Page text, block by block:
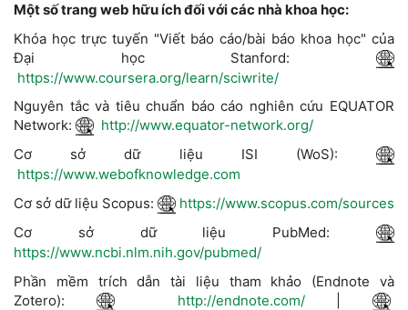
Một số trang web hữu ích đối với các nhà khoa học:
Khóa học trực tuyến "Viết báo cáo/bài báo khoa học" của
Đại học Stanford:
https://www.coursera.org/learn/sciwrite/
Nguyên tắc và tiêu chuẩn báo cáo nghiên cứu EQUATOR
Network:
http://www.equator-network.org/
Cơ sở dữ liệu ISI (WoS):
https://www.webofknowledge.com
Cơ sở dữ liệu Scopus:
https://www.scopus.com/sources
Cơ sở dữ liệu PubMed:
https://www.ncbi.nlm.nih.gov/pubmed/
Phần mềm trích dẫn tài liệu tham khảo (Endnote và
Zotero):
http://endnote.com/|